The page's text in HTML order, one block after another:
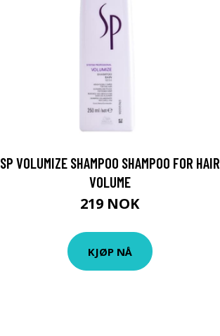
SP VOLUMIZE SHAMPOO SHAMPOO FOR HAIR
VOLUME
219 NOK
KJØP NÅ